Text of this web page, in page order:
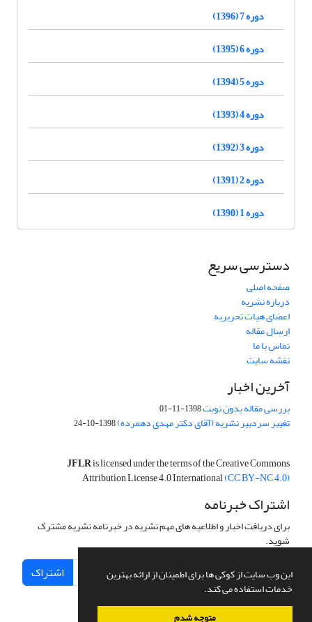
این وب سایت از کوکی ها برای اطمینان از ارائه بهترین
خدمات استفاده می کند.
متوجه شدم
دوره 7 (1396)
دوره 6 (1395)
دوره 5 (1394)
دوره 4 (1393)
دوره 3 (1392)
دوره 2 (1391)
دوره 1 (1390)
دسترسی سریع
صفحه اصلی
درباره نشریه
اعضای هیات تحریریه
ارسال مقاله
تماس با ما
نقشه سایت
آخرین اخبار
بررسی مقاله بدون نوبت1398-11-01
تغییر سردبیر نشریه (آقای دکتر مهدی دهمرده)1398-10-24
JFLRis licensed under the terms of the Creative Commons
Attribution License 4.0 International(CC BY-NC 4.0)
اشتراک خبرنامه
برای دریافت اخبار و اطلاعیه های مهم نشریه در خبرنامه نشریه مشترک
شوید.
اشتراک